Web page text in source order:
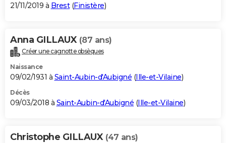
21/11/2019 à Brest(Finistère)
Anna GILLAUX (87 ans)
Créer une cagnotte obsèques
Naissance
09/02/1931 à Saint-Aubin-d'Aubigné (Ille-et-Vilaine)
Décès
09/03/2018 à Saint-Aubin-d'Aubigné (Ille-et-Vilaine)
Christophe GILLAUX (47 ans)